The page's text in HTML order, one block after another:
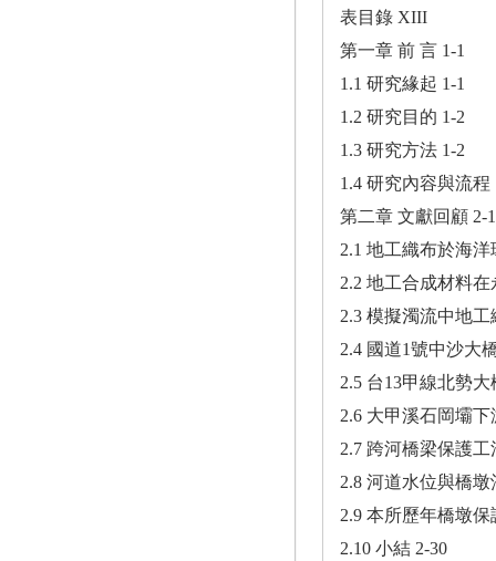
表目錄 XIII
第一章 前 言 1-1
1.1 研究緣起 1-1
1.2 研究目的 1-2
1.3 研究方法 1-2
1.4 研究內容與流程
第二章 文獻回顧 2-1
2.1 地工織布於海
2.2 地工合成材料
2.3 模擬濁流中地
2.4 國道1號中沙大
2.5 台13甲線北勢
2.6 大甲溪石岡壩
2.7 跨河橋梁保護工
2.8 河道水位與橋
2.9 本所歷年橋墩
2.10 小結 2-30